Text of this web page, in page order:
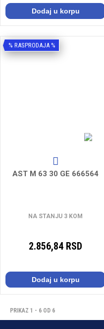
Dodaj u korpu
AST M 63 30 GE 666564
NA STANJU 3 KOM
2.856,84 RSD
% RASPRODAJA %
Dodaj u korpu
PRIKAZ 1 - 6 OD 6